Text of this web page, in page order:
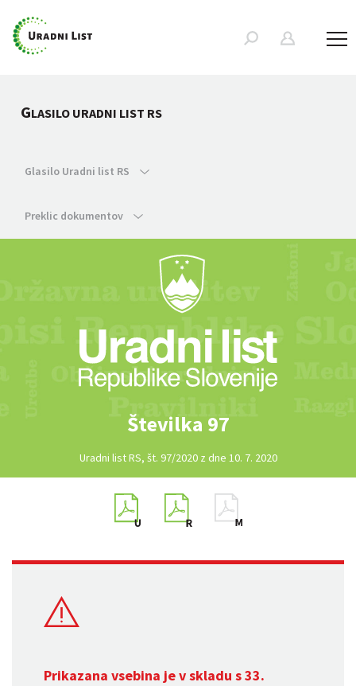
GLASILO URADNI LIST RS
Glasilo Uradni list RS
Preklic dokumentov
Številka 97
Uradni list RS, št. 97/2020 z dne 10. 7. 2020
Prikazana vsebina je v skladu s 33.